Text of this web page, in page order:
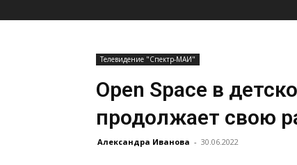
Телевидение "Спектр-МАИ"
Open Space в
продолжает свою
Александра Иванова - 30.06.2022